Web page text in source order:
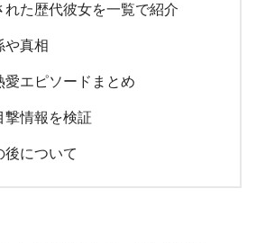
れた歴代彼女を一覧で紹介
や真相
愛エピソードまとめ
撃情報を検証
後について